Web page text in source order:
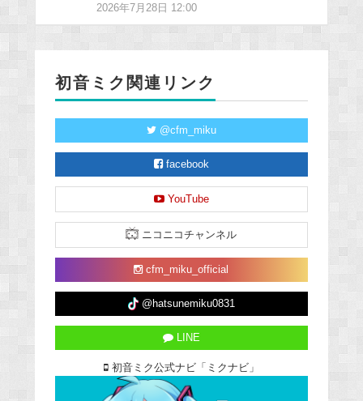
2026年7月28日 12:00
初音ミク関連リンク
@cfm_miku
facebook
YouTube
ニコニコチャンネル
cfm_miku_official
@hatsunemiku0831
LINE
初音ミク公式ナビ「ミクナビ」